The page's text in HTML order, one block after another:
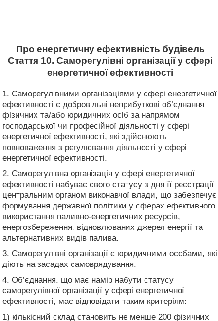
Про енергетичну ефективність будівель
Стаття 10. Саморегулівні організації у сфері
енергетичної ефективності
1. Саморегулівними організаціями у сфері енергетичної
ефективності є добровільні неприбуткові об’єднання
фізичних та/або юридичних осіб за напрямом
господарської чи професійної діяльності у сфері
енергетичної ефективності, які здійснюють
повноваження з регулювання діяльності у сфері
енергетичної ефективності.
2. Саморегулівна організація у сфері енергетичної
ефективності набуває свого статусу з дня її реєстрації
центральним органом виконавчої влади, що забезпечує
формування державної політики у сферах ефективного
використання паливно-енергетичних ресурсів,
енергозбереження, відновлюваних джерел енергії та
альтернативних видів палива.
3. Саморегулівні організації є юридичними особами, які
діють на засадах самоврядування.
4. Об’єднання, що має намір набути статусу
саморегулівної організації у сфері енергетичної
ефективності, має відповідати таким критеріям:
1) кількісний склад становить не менше 200 фізичних